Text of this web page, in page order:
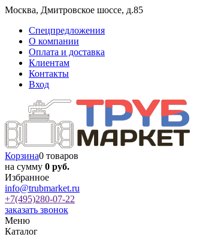
Москва, Дмитровское шоссе, д.85
Спецпредложения
О компании
Оплата и доставка
Клиентам
Контакты
Вход
Корзина0 товаров
на сумму 0 руб.
Избранное
info@trubmarket.ru
+7(495)280-07-22
заказать звонок
Меню
Каталог